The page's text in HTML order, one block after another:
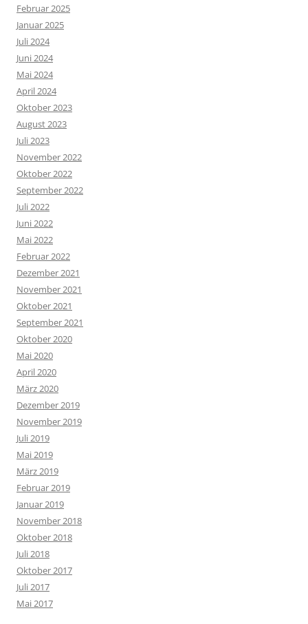
Februar 2025
Januar 2025
Juli 2024
Juni 2024
Mai 2024
April 2024
Oktober 2023
August 2023
Juli 2023
November 2022
Oktober 2022
September 2022
Juli 2022
Juni 2022
Mai 2022
Februar 2022
Dezember 2021
November 2021
Oktober 2021
September 2021
Oktober 2020
Mai 2020
April 2020
März 2020
Dezember 2019
November 2019
Juli 2019
Mai 2019
März 2019
Februar 2019
Januar 2019
November 2018
Oktober 2018
Juli 2018
Oktober 2017
Juli 2017
Mai 2017